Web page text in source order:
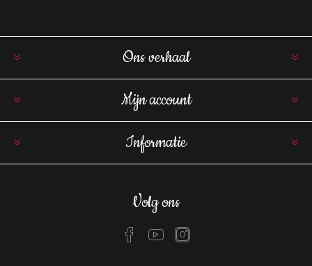
Ons verhaal
Mijn account
Informatie
Volg ons